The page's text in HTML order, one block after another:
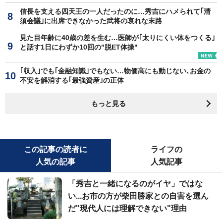
信長を支える四天王の一人だったのに…秀吉にハメられて｢清
須会議｣に出席できなかった武将の哀れな末路
見た目年齢に40歳の差を生む…医師が｢太りにくい体をつくる｣
と話す1日にわずか10回の"脱ET体操"
｢収入｣でも｢金融知識｣でもない…物価高にも動じない､お金の
不安を解消する｢最強資産｣の正体
もっと見る
この記事の読者に
人気の記事
ライフの
人気記事
「秀吉と一緒になるのがイヤ」ではな
い...お市の方が柴田勝家との自害を選ん
だ"現代人には理解できない"理由